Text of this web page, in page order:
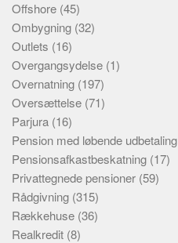
Offshore (45)
Ombygning (32)
Outlets (16)
Overgangsydelse (1)
Overnatning (197)
Oversættelse (71)
Parjura (16)
Pension med løbende udbetaling
Pensionsafkastbeskatning (17)
Privattegnede pensioner (59)
Rådgivning (315)
Rækkehuse (36)
Realkredit (8)